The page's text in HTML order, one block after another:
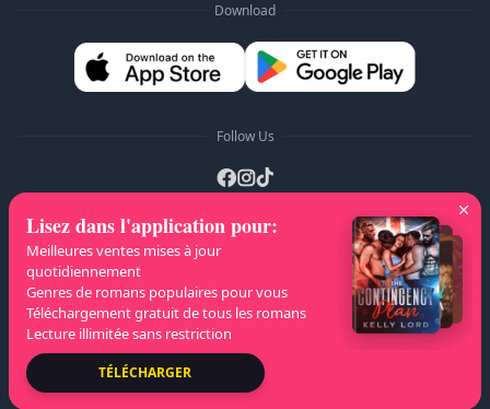
Download
Follow Us
Listes A-Z A B C H I
J
K
L M N U V
W
X
Y Z
Droits d'auteur © 2026 NovelaGO
Lisez dans l'application pour:
Meilleures ventes mises à jour
quotidiennement
Genres de romans populaires pour vous
Téléchargement gratuit de tous les romans
Lecture illimitée sans restriction
TÉLÉCHARGER